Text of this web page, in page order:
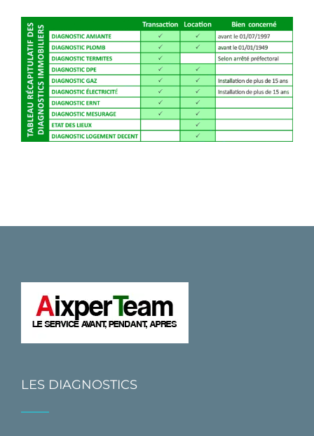
LES DIAGNOSTICS